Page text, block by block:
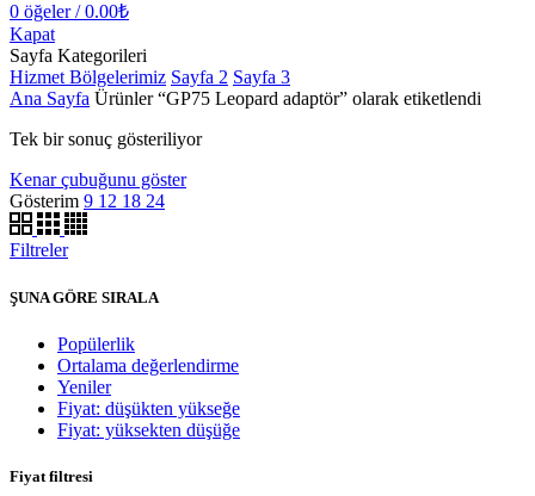
0 öğeler / 0.00₺
Kapat
Sayfa Kategorileri
Hizmet Bölgelerimiz Sayfa 2 Sayfa 3
Ana Sayfa Ürünler “GP75 Leopard adaptör” olarak etiketlendi
Tek bir sonuç gösteriliyor
Kenar çubuğunu göster
Gösterim 9 12 18 24
Filtreler
ŞUNA GÖRE SIRALA
Popülerlik
Ortalama değerlendirme
Yeniler
Fiyat: düşükten yükseğe
Fiyat: yüksekten düşüğe
Fiyat filtresi